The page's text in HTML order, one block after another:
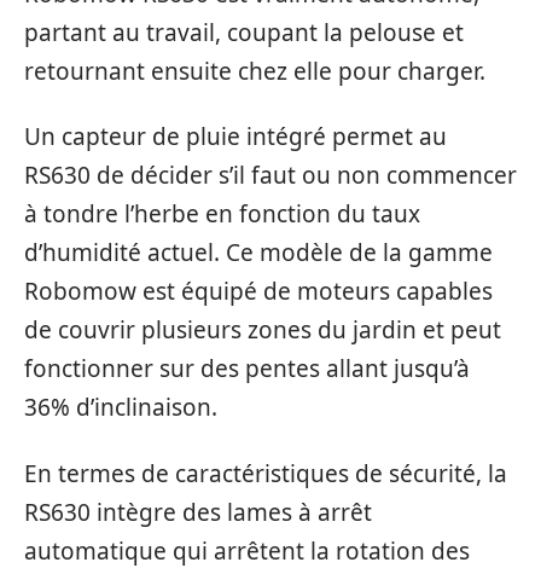
partant au travail, coupant la pelouse et
retournant ensuite chez elle pour charger.
Un capteur de pluie intégré permet au
RS630 de décider s’il faut ou non commencer
à tondre l’herbe en fonction du taux
d’humidité actuel. Ce modèle de la gamme
Robomow est équipé de moteurs capables
de couvrir plusieurs zones du jardin et peut
fonctionner sur des pentes allant jusqu’à
36% d’inclinaison.
En termes de caractéristiques de sécurité, la
RS630 intègre des lames à arrêt
automatique qui arrêtent la rotation des